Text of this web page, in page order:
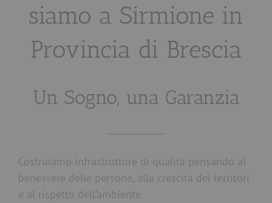
siamo a Sirmione in
Provincia di Brescia
Un Sogno, una Garanzia
Costruiamo infrastrutture di qualità pensando al
benessere delle persone, alla crescita dei territori
e al rispetto dell’ambiente.